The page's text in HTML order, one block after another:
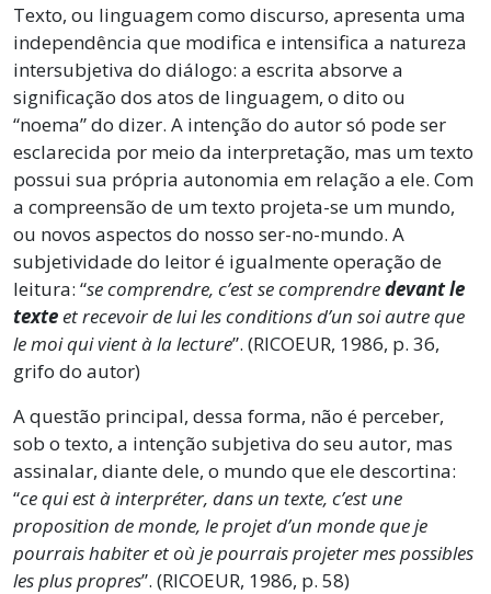
Texto, ou linguagem como discurso, apresenta uma
independência que modifica e intensifica a natureza
intersubjetiva do diálogo: a escrita absorve a
significação dos atos de linguagem, o dito ou
“noema” do dizer. A intenção do autor só pode ser
esclarecida por meio da interpretação, mas um texto
possui sua própria autonomia em relação a ele. Com
a compreensão de um texto projeta-se um mundo,
ou novos aspectos do nosso ser-no-mundo. A
subjetividade do leitor é igualmente operação de
leitura: “se comprendre, c’est se comprendredevant le
texteet recevoir de lui les conditions d’un soi autre que
le moi qui vient à la lecture”. (RICOEUR, 1986, p. 36,
grifo do autor)
A questão principal, dessa forma, não é perceber,
sob o texto, a intenção subjetiva do seu autor, mas
assinalar, diante dele, o mundo que ele descortina:
“ce qui est à interpréter, dans un texte, c’est une
proposition de monde, le projet d’un monde que je
pourrais habiter et où je pourrais projeter mes possibles
les plus propres”. (RICOEUR, 1986, p. 58)